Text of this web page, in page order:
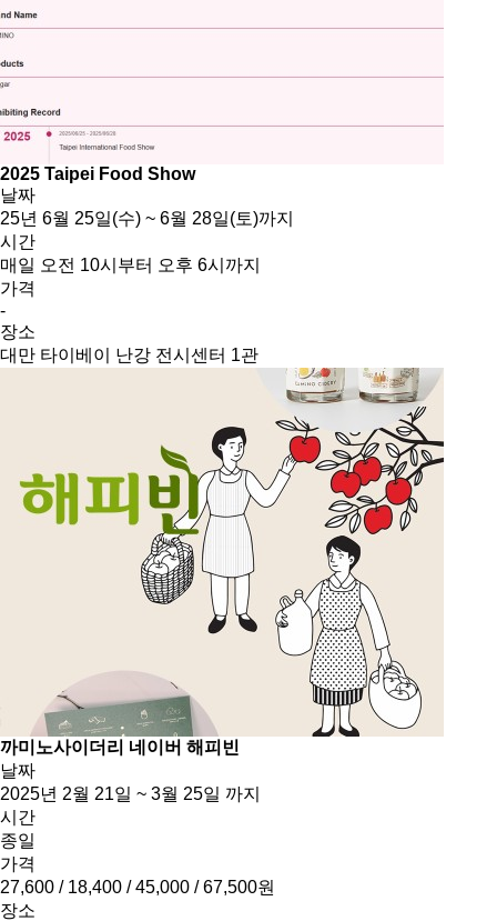
2025 Taipei Food Show
날짜
25년 6월 25일(수) ~ 6월 28일(토)까지
시간
매일 오전 10시부터 오후 6시까지
가격
-
장소
대만 타이베이 난강 전시센터 1관
까미노사이더리 네이버 해피빈
날짜
2025년 2월 21일 ~ 3월 25일 까지
시간
종일
가격
27,600 / 18,400 / 45,000 / 67,500원
장소